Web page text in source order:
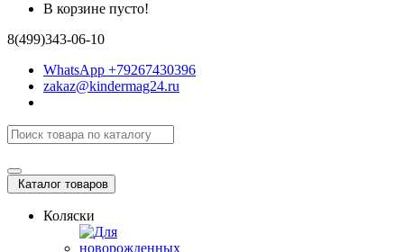
В корзине пусто!
8(499)343-06-10
WhatsApp +79267430396
zakaz@kindermag24.ru
Каталог товаров
Коляски